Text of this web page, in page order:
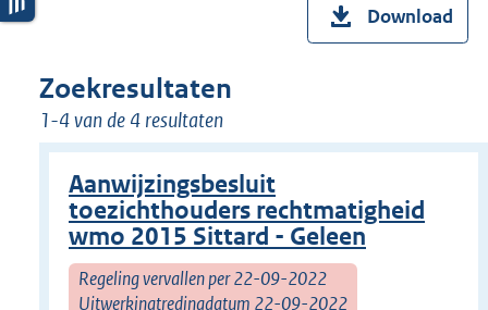
Download
Zoekresultaten
1-4 van de 4 resultaten
Aanwijzingsbesluit
toezichthouders rechtmatigheid
wmo 2015 Sittard - Geleen
Regeling vervallen per 22-09-2022
Uitwerkingtredingdatum 22-09-2022